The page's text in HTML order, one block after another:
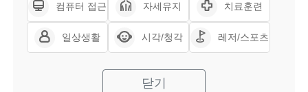
컴퓨터 접근 자세유지 치료훈련
일상생활 시각/청각 레저/스포츠
닫기